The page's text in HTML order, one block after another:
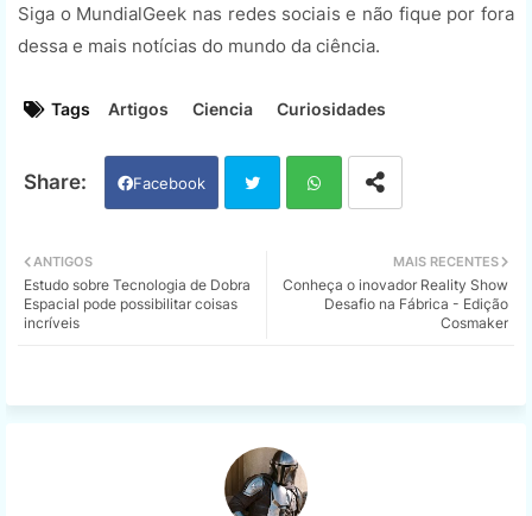
Siga o MundialGeek nas redes sociais e não fique por fora
dessa e mais notícias do mundo da ciência.
Tags Artigos Ciencia Curiosidades
Facebook
tter ats
MAIS RECENTES
Conheça o inovador Reality Show
Desafio na Fábrica - Edição
Cosmaker
ANTIGOS
Estudo sobre Tecnologia de Dobra
Espacial pode possibilitar coisas
incríveis